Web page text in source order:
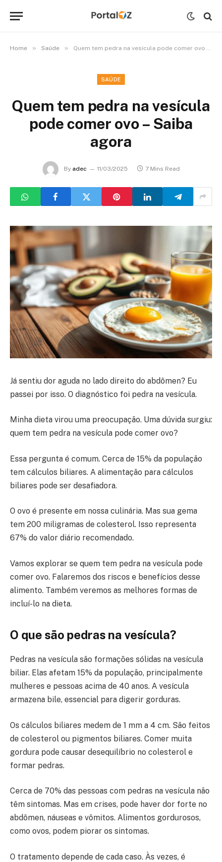
Home » Saúde » Quem tem pedra na vesícula pode comer ovo – Saiba agora
SAÚDE
Quem tem pedra na vesícula
pode comer ovo – Saiba
agora
By adec 11/03/2025 7 Mins Read
Já sentiu dor aguda no lado direito do abdômen? Eu
passei por isso. O diagnóstico foi pedra na vesícula.
Minha dieta virou uma preocupação. Uma dúvida surgiu:
quem tem pedra na vesícula pode comer ovo?
Essa pergunta é comum. Cerca de 15% da população
tem cálculos biliares. A alimentação para cálculos
biliares pode ser desafiadora.
O ovo é presente em nossa culinária. Mas sua gema
tem 200 miligramas de colesterol. Isso representa
67% do valor diário recomendado.
Vamos explorar se quem tem pedra na vesícula pode
comer ovo. Falaremos dos riscos e benefícios desse
alimento. Também veremos as melhores formas de
incluí-lo na dieta.
O que são pedras na vesícula?
Pedras na vesícula são formações sólidas na vesícula
biliar. Elas afetam 15% da população, principalmente
mulheres e pessoas acima de 40 anos. A vesícula
armazena bile, essencial para digerir gorduras.
Os cálculos biliares medem de 1 mm a 4 cm. São feitos
de colesterol ou pigmentos biliares. Comer muita
gordura pode causar desequilíbrio no colesterol e
formar pedras.
Cerca de 70% das pessoas com pedras na vesícula não
têm sintomas. Mas em crises, pode haver dor forte no
abdômen, náuseas e vômitos. Alimentos gordurosos,
como ovos, podem piorar os sintomas.
O tratamento depende de cada caso. Às vezes, é